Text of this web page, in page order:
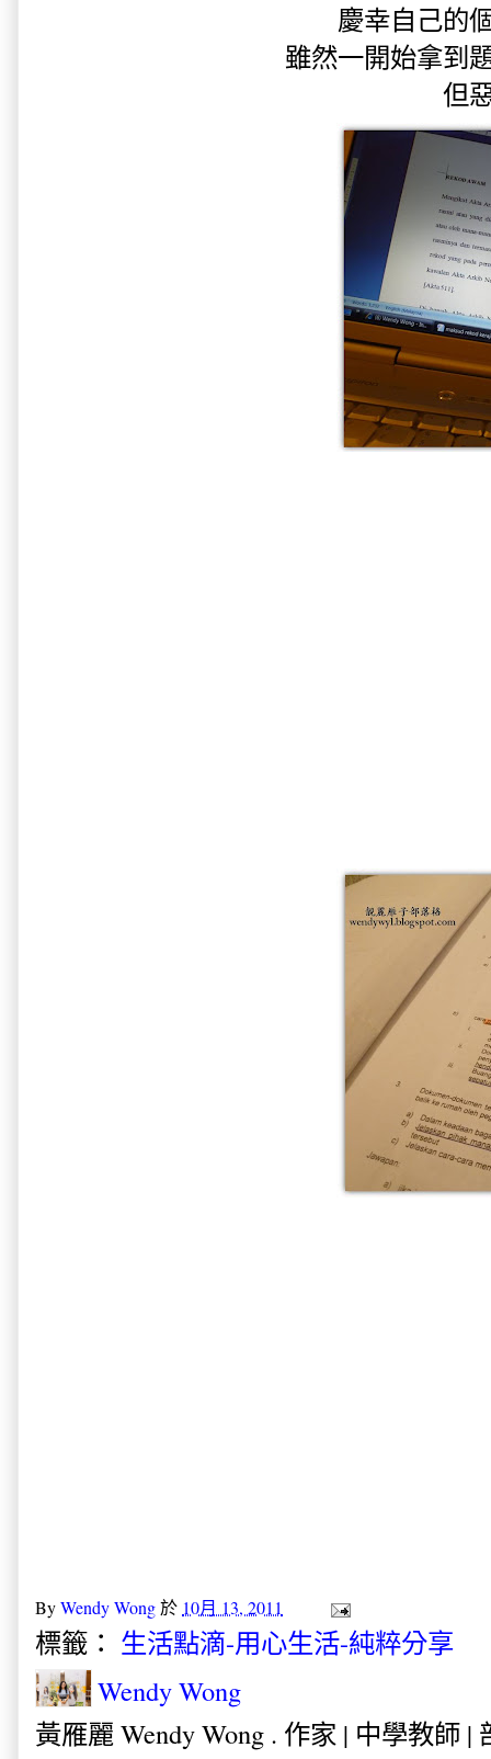
慶幸自己的
雖然一開始拿到
但
ByWendy Wong於 10月 13, 2011
標籤： 生活點滴-用心生活-純粹分享
Wendy Wong
黃雁麗 Wendy Wong . 作家 | 中學教師 |